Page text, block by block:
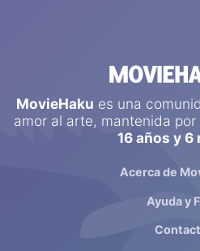
MovieHaku es una
amor al arte, mantenida por
16 años y 6
Acerca de
Ayuda y